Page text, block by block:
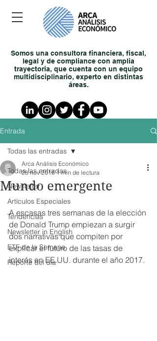
Somos una consultora financiera, fiscal,
legal y de compliance con amplia
trayectoria, que cuenta con un equipo
multidisciplinario, experto en distintas
áreas.
Entrada
Todas las entradas
Newsletter
Artículos Especiales
Tendencias
Newsletter in English
ETF de la Semana
Reporte del día
Todas las entradas
Mundo emergente
Arca Análisis Económico
28 nov 2016 1 min de lectura
A escasas tres semanas de la elección
de Donald Trump empiezan a surgir
dos narrativas que compiten por
explicar el futuro de las tasas de
interés en EE.UU. durante el año 2017.